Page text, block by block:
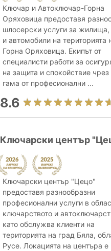
Ключар и Автоключар-Горна
Оряховица предоставя
шлосерски услуги за
и автомобили на територията
Горна Оряховица. Екипът от
специалисти работи за
на защита и спокойствие чрез
гама от професионални ...
8.6
Ключарски център
Ключарски център "Цецо"
предоставя разнообразни
професионални услуги в
ключарството и
като обслужва клиенти на
територията на град Бяла,
Русе. Локацията на центъра е